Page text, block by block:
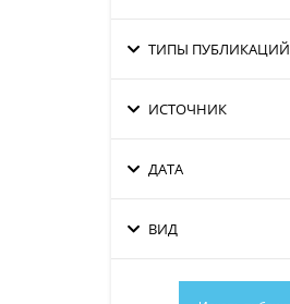
ТИПЫ ПУБЛИКАЦИЙ
ИСТОЧНИК
ДАТА
ВИД